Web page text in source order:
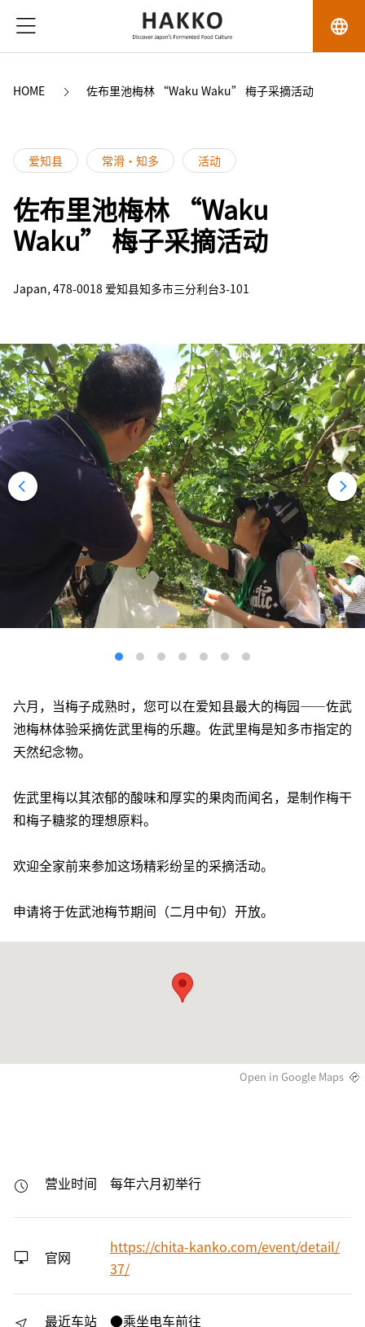
language
HOME 佐布里池梅林 “Waku Waku” 梅子采摘活动
爱知县 常滑・知多 活动
佐布里池梅林 “Waku
Waku” 梅子采摘活动
Japan, 478-0018 爱知县知多市三分利台3-101
六月，当梅子成熟时，您可以在爱知县最大的梅园——佐武
池梅林体验采摘佐武里梅的乐趣。佐武里梅是知多市指定的
天然纪念物。
佐武里梅以其浓郁的酸味和厚实的果肉而闻名，是制作梅干
和梅子糖浆的理想原料。
欢迎全家前来参加这场精彩纷呈的采摘活动。
申请将于佐武池梅节期间（二月中旬）开放。
Open in Google Maps
营业时间 每年六月初举行
官网
https://chita-kanko.com/event/detail/
37/
最近车站
●乘坐电车前往